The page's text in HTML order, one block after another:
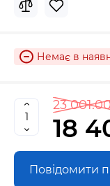
Немає в
23
18
Повідомити